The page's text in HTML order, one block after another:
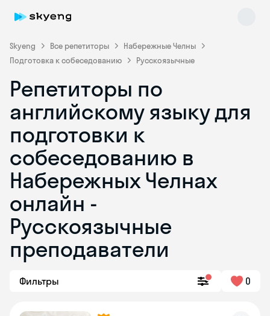
Skyeng Все репетиторы
Набережные Челны
Подготовка к собеседованию
Русскоязычные
Репетиторы по
английскому языку для
подготовки к
собеседованию в
Набережных Челнах
онлайн -
Русскоязычные
преподаватели
Фильтры 0
Skyeng Chat